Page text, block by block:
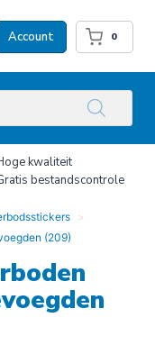
Account 0
kwaliteit
bestandscontrole
(209)